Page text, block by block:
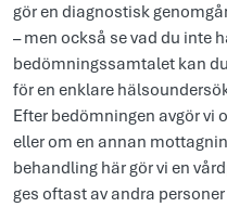
gör en diagnostisk
– men också se vad du inte
bedömningssamtalet kan
för en enklare
Efter bedömningen avgör vi
eller om en annan
behandling här gör vi en
ges oftast av andra